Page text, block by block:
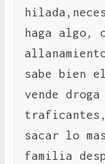
haga algo,
sabe bien
vende
sacar lo
familia